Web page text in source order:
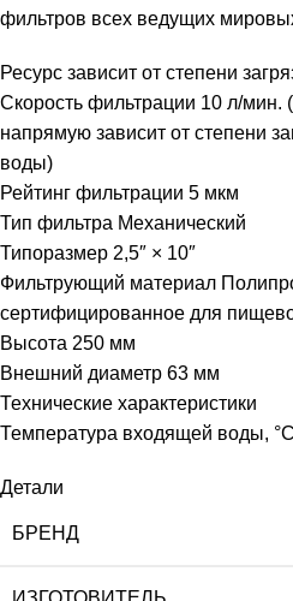
фильтров всех ведущих
Ресурс зависит от степени
Скорость фильтрации 10 л/мин.
напрямую зависит от степени
воды)
Рейтинг фильтрации 5 мкм
Тип фильтра Механический
Типоразмер 2,5″ × 10″
Фильтрующий материал
сертифицированное для
Высота 250 мм
Внешний диаметр 63 мм
Технические характеристики
Температура входящей воды,
Детали
БРЕНД